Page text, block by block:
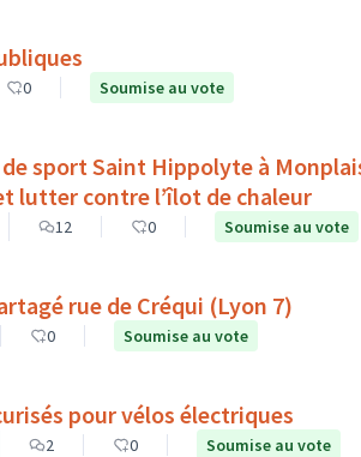
0 Soumise au vote
sport Saint Hippolyte à
lutter contre l’îlot de chaleur
12 0 Soumise au vote
rue de Créqui (Lyon 7)
0 Soumise au vote
pour vélos électriques
2 0 Soumise au vote